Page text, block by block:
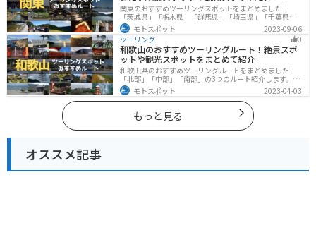
関東のおすすめツーリングスポットをまとめました！
「茨城県」「栃木県」「群馬県」「埼玉県」「千葉県」
「東京都」「神奈川県」の各県の観光地紹介します。自
然豊かな山々や湖、温泉地が点在し、四季折々の景色を
楽しめるスポットが多数あります。バイクで関東にツー
リングに行く際は参考にしてください。
モトスポット
2023-09-06
ツーリング
0
和歌山のおすすめツーリングルート！絶景スポ
ットや観光スポットをまとめて紹介
和歌山県のおすすめツーリングルートをまとめました！
「北部」「中部」「南部」の3つのルート紹介します。海
と山に囲まれた自然豊かなエリアが広がり、様々な楽し
み方ができます。バイクで和歌山県にツーリングに行く
際は参考にしてください。
モトスポット 2023-04-03
もっと見る
オススメ記事